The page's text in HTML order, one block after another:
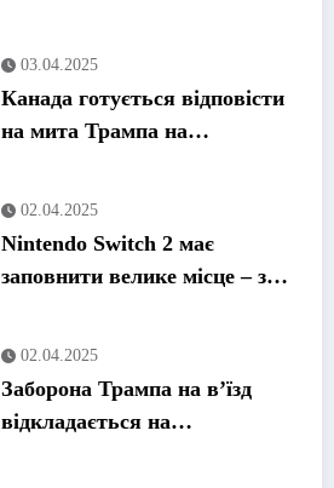
03.04.2025
Канада готується відповісти
на мита Трампа на
02.04.2025
Nintendo Switch 2 має
заповнити велике місце – за
02.04.2025
Заборона Трампа на в’їзд
відкладається на